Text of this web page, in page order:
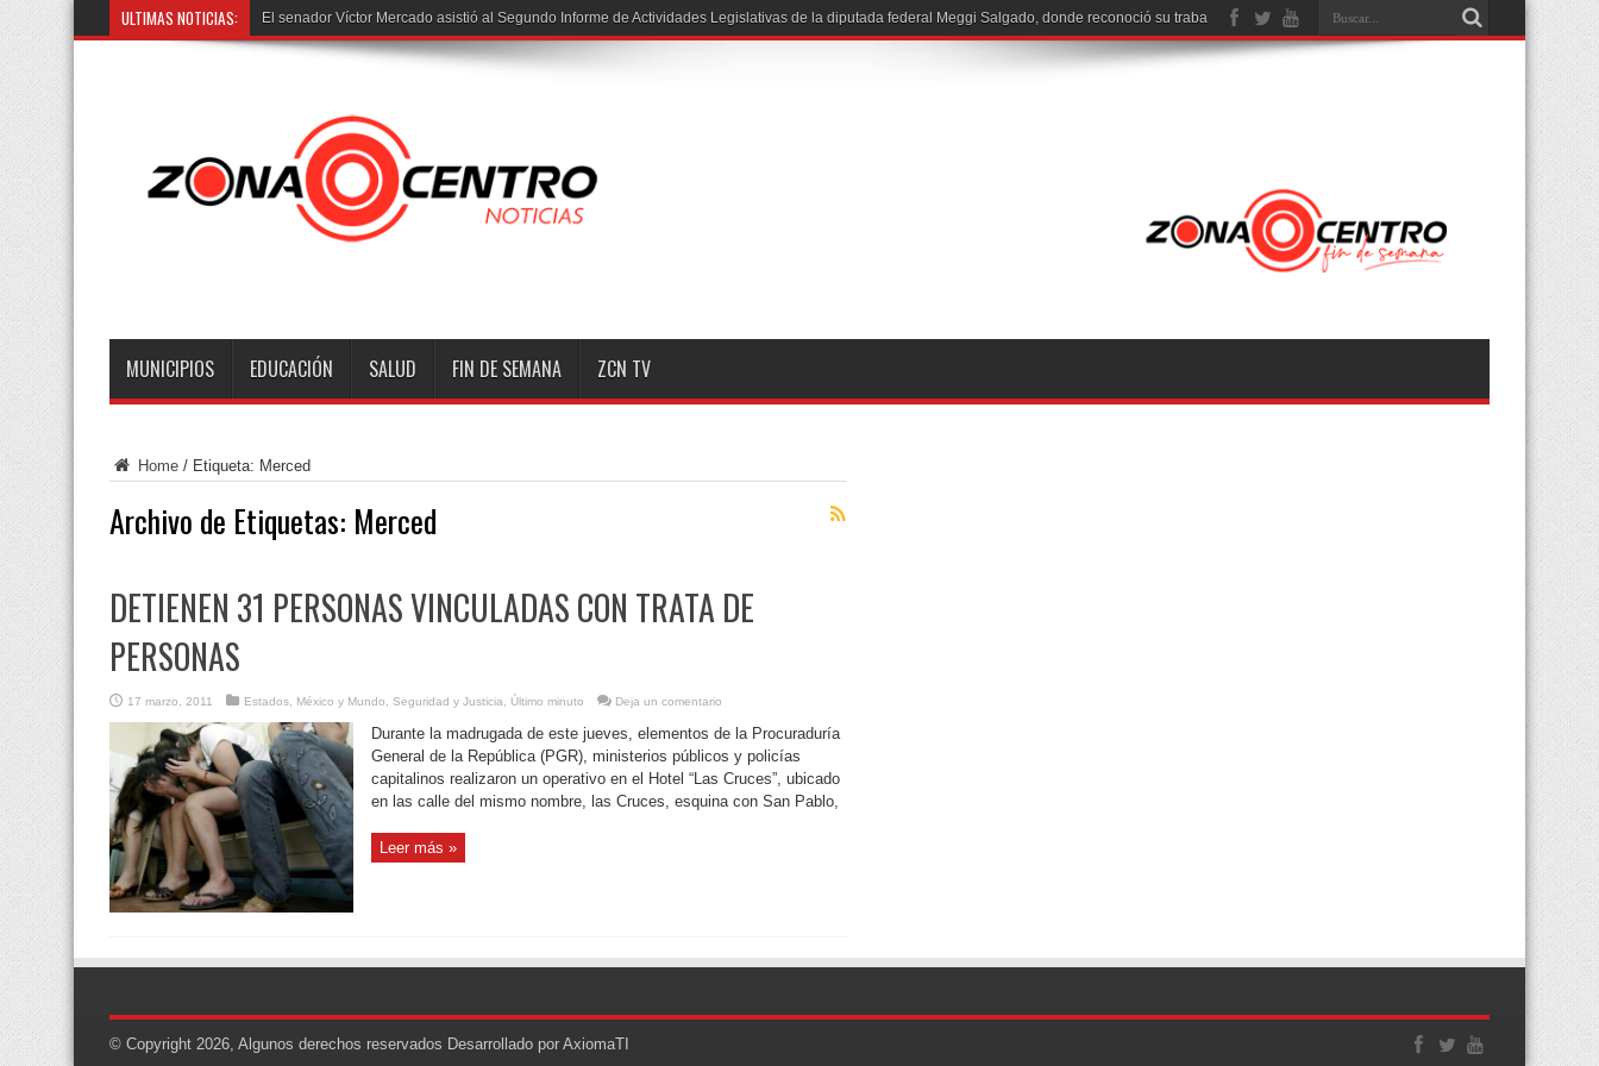
ULTIMAS NOTICIAS: El senador Víctor Mercado asistió al Segundo Informe de Actividades Legislativas de la diputada federal Meggi Salgado, donde reconoció su trabajo
MUNICIPIOS EDUCACIÓN SALUD FIN DE SEMANA ZCN TV
Home / Etiqueta: Merced
Archivo de Etiquetas: Merced
DETIENEN 31 PERSONAS VINCULADAS CON TRATA DE
PERSONAS
17 marzo, 2011 Estados México y Mundo Seguridad y Justicia Último minuto Deja un comentario
Durante la madrugada de este jueves, elementos de la Procuraduría
General de la República (PGR), ministerios públicos y policías
capitalinos realizaron un operativo en el Hotel “Las Cruces”, ubicado
en las calle del mismo nombre, las Cruces, esquina con San Pablo,
Leer más »
© Copyright 2026, Algunos derechos reservados Desarrollado por AxiomaTI